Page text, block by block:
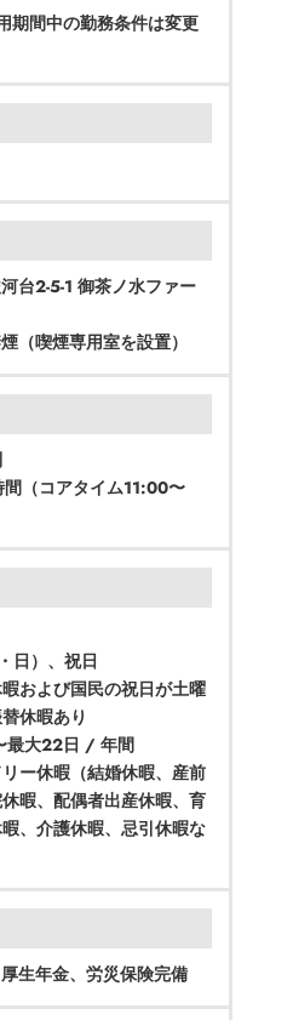
期間中の勤務条件は変更
台2-5-1 御茶ノ水ファー
（喫煙専用室を設置）
（コアタイム11:00〜
日）、祝日
および国民の祝日が土曜
休暇あり
最大22日 / 年間
ー休暇（結婚休暇、産前
暇、配偶者出産休暇、育
、介護休暇、忌引休暇な
生年金、労災保険完備